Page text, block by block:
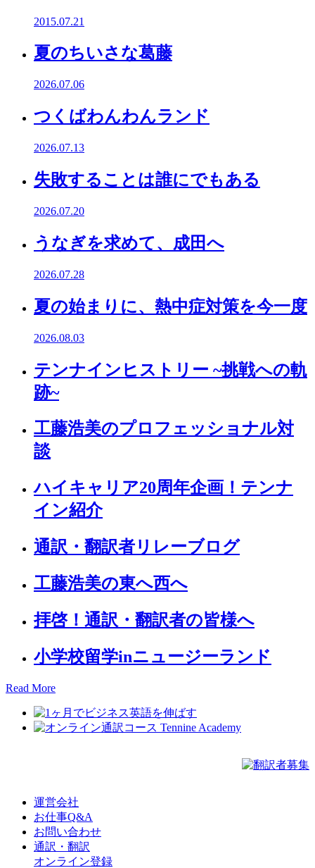
2015.07.21
夏のちいさな葛藤
2026.07.06
つくばわんわんランド
2026.07.13
失敗することは誰にでもある
2026.07.20
うなぎを求めて、成田へ
2026.07.28
夏の始まりに、熱中症対策を今一度
2026.08.03
テンナインヒストリー ~挑戦への軌
跡~
工藤浩美のプロフェッショナル対
談
ハイキャリア20周年企画！テンナ
イン紹介
通訳・翻訳者リレーブログ
工藤浩美の東へ西へ
拝啓！通訳・翻訳者の皆様へ
小学校留学inニュージーランド
Read More
運営会社
お仕事Q&A
お問い合わせ
通訳・翻訳
オンライン登録